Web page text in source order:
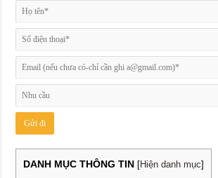
DANH MỤC THÔNG TIN [Hiện danh mục]